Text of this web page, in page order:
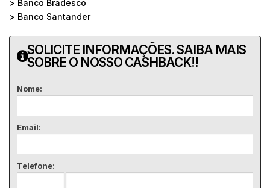
> Banco Bradesco
> Banco Santander
SOLICITE INFORMAÇÕES. SAIBA MAIS
SOBRE O NOSSO CASHBACK!!
Nome:
Email:
Telefone: